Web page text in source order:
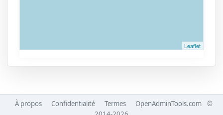
Leaflet
À propos Confidentialité Termes OpenAdminTools.com
©